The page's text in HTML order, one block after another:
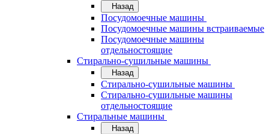
Назад
Посудомоечные машины
Посудомоечные машины встраиваемые
Посудомоечные машины
отдельностоящие
Стирально-сушильные машины
Назад
Стирально-сушильные машины
Стирально-сушильные машины
отдельностоящие
Стиральные машины
Назад